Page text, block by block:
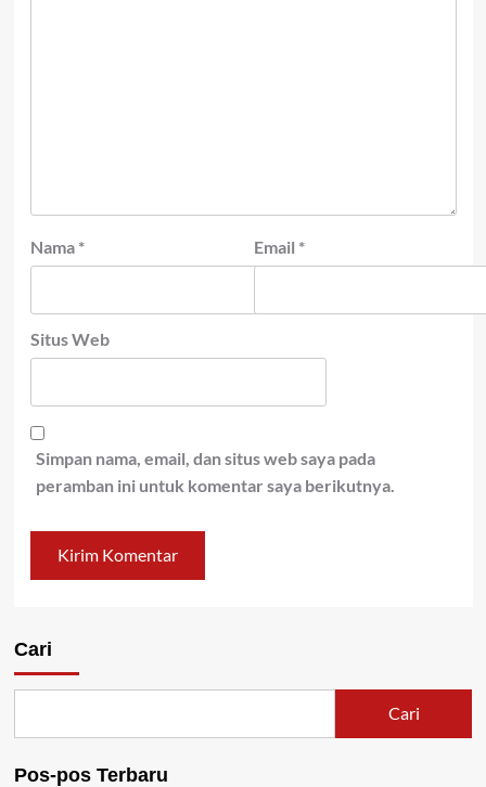
Nama * Email *
Situs Web
Simpan nama, email, dan situs web saya pada
peramban ini untuk komentar saya berikutnya.
Cari
Cari
Pos-pos Terbaru